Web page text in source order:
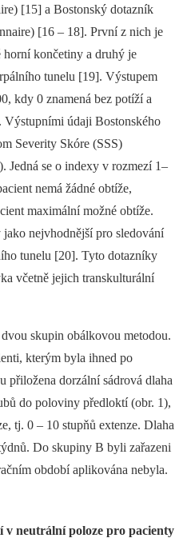
[15] a Bostonský dotazník
[16 –⁠ 18]. První z nich je
horní končetiny a druhý je
tunelu [19]. Výstupem
kdy 0 znamená bez potíží a
Výstupními údaji Bostonského
Severity Skóre (SSS)
Jedná se o indexy v rozmezí 1–
nemá žádné obtíže,
maximální možné obtíže.
nejvhodnější pro sledování
tunelu [20]. Tyto dotazníky
včetně jejich transkulturální
skupin obálkovou metodou.
kterým byla ihned po
přiložena dorzální sádrová dlaha
do poloviny předloktí (obr. 1),
tj. 0 –⁠ 10 stupňů extenze. Dlaha
Do skupiny B byli zařazeni
období aplikována nebyla.
v neutrální poloze pro pacienty